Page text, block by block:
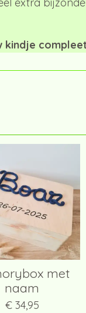
extra
kindje
met
naam
€ 34,95